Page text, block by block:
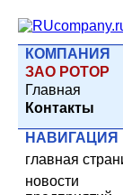
КОМПАНИЯ
ЗАО РОТОР
Главная
Контакты
НАВИГАЦИЯ
главная
новости